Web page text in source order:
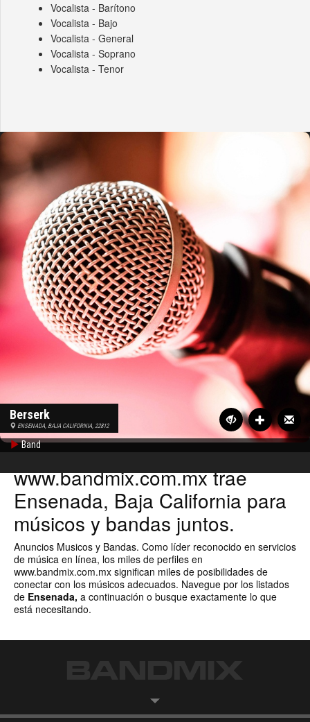
Vocalista - Barítono
Vocalista - Bajo
Vocalista - General
Vocalista - Soprano
Vocalista - Tenor
Berserk
ENSENADA, BAJA CALIFORNIA, 22812
Band
www.bandmix.com.mxtrae
Ensenada, Baja California para
músicos y bandas juntos.
Anuncios Musicos y Bandas. Como líder reconocido en servicios
de música en línea, los miles de perfiles en
www.bandmix.com.mx significan miles de posibilidades de
conectar con los músicos adecuados. Navegue por los listados
de Ensenada, a continuación o busque exactamente lo que
está necesitando.